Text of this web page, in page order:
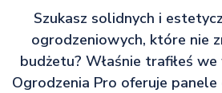
Szukasz solidnych i
ogrodzeniowych, które nie
budżetu? Właśnie trafiłeś we
Ogrodzenia Pro oferuje